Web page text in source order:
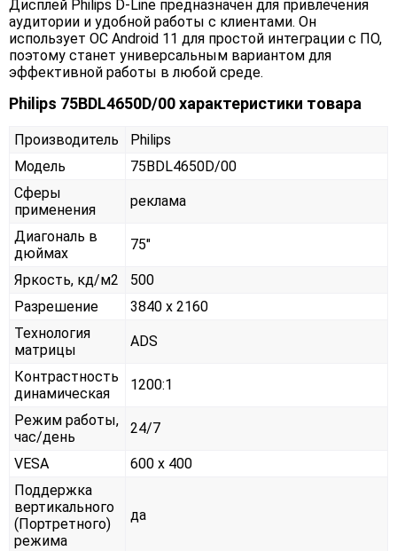
Дисплей Philips D-Line предназначен для привлечения
аудитории и удобной работы с клиентами. Он
использует ОС Android 11 для простой интеграции с ПО,
поэтому станет универсальным вариантом для
эффективной работы в любой среде.
Philips 75BDL4650D/00 характеристики товара
Производитель
Philips
Модель
75BDL4650D/00
Сферы
применения
реклама
Диагональ в
дюймах
75"
Яркость, кд/м2
500
Разрешение
3840 x 2160
Технология
матрицы
ADS
Контрастность
динамическая
1200:1
Режим работы,
час/день
24/7
VESA
600 x 400
Поддержка
вертикального
(Портретного)
режима
да